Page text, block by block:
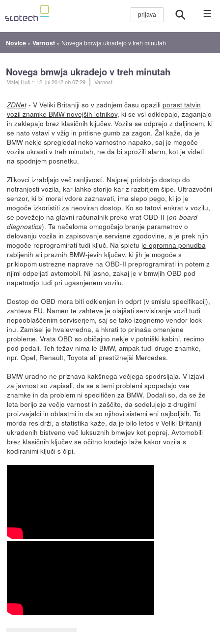
☰
Novice »Varnost » Novega bmwja ukradejo v treh minutah
Novega bmwja ukradejo v treh minutah
Matej Huš :: 12. jul 2012ob 07:29 Varnost
ZDNet- V Veliki Britaniji so v zadnjem času opazili porast tatvin
vozil znamke BMW novejših letnikov, ki se vsi odklepajo, zaganjajo
in zaklepajo brez klasičnih ključev. Vozila se odprejo z daljincem, ki
se nato vstavi v vžig in pritisne gumb za zagon. Žal kaže, da je
BMW nekje spregledal neko varnostno napako, saj je mogoče
vozila ukrasti v treh minutah, ne da bi sprožili alarm, kot je videti
na spodnjem posnetku.
Zlikovci izrabljajo več ranljivosti. Najprej pridobijo dostop do
notranjosti vozila, kar lahko storijo kar z razbitjem šipe. Ultrazvočni
senzor, ki bi moral vdore zaznavati, ima slepo pego, ki jo je
mogoče izkoristiti za neoviran dostop. Ko so tatovi enkrat v vozilu,
se povežejo na glavni računalnik preko vrat OBD-II (on-board
diagnostics). Ta načeloma omogočajo branje parametrov o
delovanju vozila in zapisovanje servisne zgodovine, a je prek njih
mogoče reprogramirati tudi ključ. Na spletu je ogromna ponudba
rabljenih ali praznih BMW-jevih ključev, ki jih je mogoče s
priklopom ustrezne naprave na OBD-II preprogramirati in potem z
njimi odpeljati avtomobil. Ni jasno, zakaj je v bmwjih OBD pod
napetostjo tudi pri ugasnjenem vozilu.
Dostop do OBD mora biti odklenjen in odprt (v smislu specifikacij),
zahteva EU. Namen te zahteve je olajšati servisiranje vozil tudi
nepooblaščenim serviserjem, saj se tako izognemo vendor lock-
inu. Zamisel je hvalevredna, a hkrati to prinaša omenjene
probleme. Vrata OBD so običajno nekje v potniški kabini, recimo
pod pedali. Teh težav nima le BMW, ampak tudi druge znamke,
npr. Opel, Renault, Toyota ali prestižnejši Mercedes.
BMW uradno ne priznava kakšnega večjega spodrsljaja. V izjavi
za javnost so zapisali, da se s temi problemi spopadajo vse
znamke in da problem ni specifičen za BMW. Dodali so, da se že
leta borijo za večjo varnost in zaščito, da sodelujejo z drugimi
proizvajalci in oblastmi in da so njihovi sistemi eni najboljših. To
morda res drži, a statistika kaže, da je bilo letos v Veliki Britaniji
ukradenih bistveno več luksuznih bmwjev kot poprej. Avtomobili
brez klasičnih ključev se očitno kradejo laže kakor vozila s
kodiranimi ključi s čipi.